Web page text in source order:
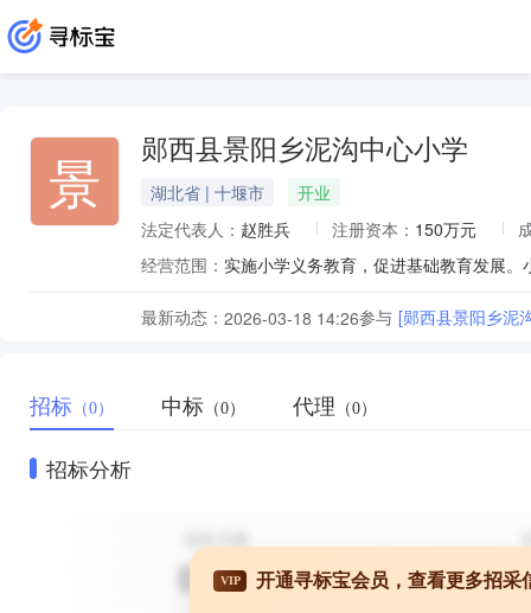
景 郧西县景阳乡泥沟中心小学
湖北省 | 十堰市
开业
法定代表人： 赵胜兵 注册资本： 150万元
经营范围： 实施小学义务教育，促进基础教育发展。
最新动态： 2026-03-18 14:26参与 [郧西县景阳乡泥
招标 （0） 中标 （0） 代理 （0）
招标分析
VIP 开通寻标宝会员，查看更多招采